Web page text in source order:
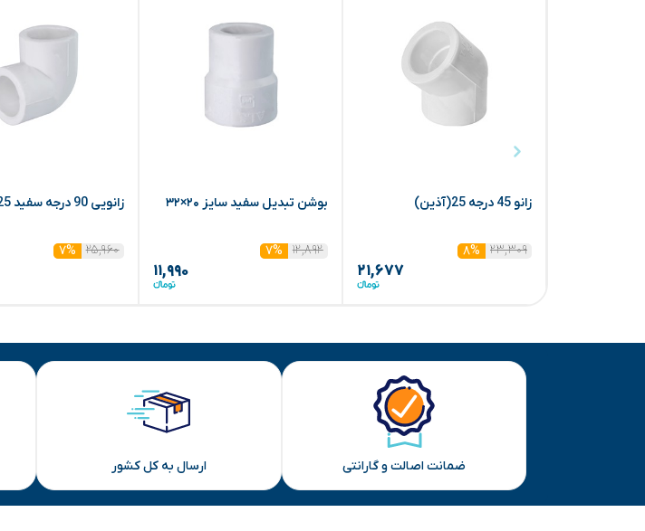
زانو 45 درجه 25(آذین)
۲۳,۳۰۹ ۸%
۲۱,۶۷۷
بوشن تبدیل سفید سایز ۲۰×۳۲
۱۲,۸۹۲ ۷%
۱۱,۹۹۰
زانویی 90 درجه سفید 25 (آذین )
۲۵,۹۶۰ ۷%
ضمانت اصالت و گارانتی ارسال به کل کشور